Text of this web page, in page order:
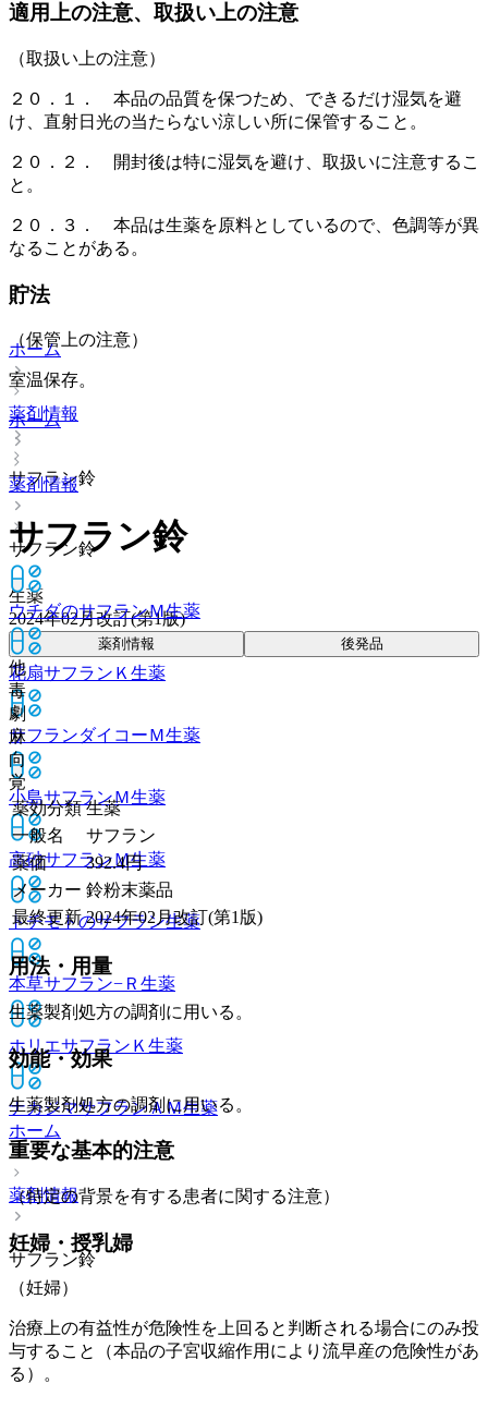
適用上の注意、取扱い上の注意
（取扱い上の注意）
２０．１． 本品の品質を保つため、できるだけ湿気を避
け、直射日光の当たらない涼しい所に保管すること。
２０．２． 開封後は特に湿気を避け、取扱いに注意するこ
と。
２０．３． 本品は生薬を原料としているので、色調等が異
なることがある。
貯法
（保管上の注意）
室温保存。
ホーム
薬剤情報
サフラン鈴
ウチダのサフランＭ生薬
花扇サフランＫ 生薬
サフランダイコーＭ生薬
小島サフランＭ生薬
高砂サフランＭ生薬
トチモトのサフラン生薬
本草サフラン−Ｒ 生薬
ホリエサフランＫ 生薬
ナカジマサフランＡＭ生薬
ホーム
薬剤情報
サフラン鈴
ホーム
薬剤情報
サフラン鈴
サフラン鈴
生薬
2024年02月改訂(第1版)
薬剤情報 後発品
他
毒
劇
麻
向
覚
薬効分類 生薬
一般名
サフラン
薬価
392.4円
メーカー 鈴粉末薬品
最終更新 2024年02月改訂(第1版)
用法・用量
生薬製剤処方の調剤に用いる。
効能・効果
生薬製剤処方の調剤に用いる。
重要な基本的注意
（特定の背景を有する患者に関する注意）
妊婦・授乳婦
（妊婦）
治療上の有益性が危険性を上回ると判断される場合にのみ投
与すること（本品の子宮収縮作用により流早産の危険性があ
る）。